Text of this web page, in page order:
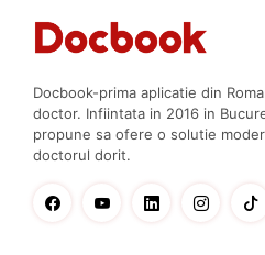
Docbook-prima aplicatie din
doctor. Infiintata in 2016 in
propune sa ofere o solutie
doctorul dorit.